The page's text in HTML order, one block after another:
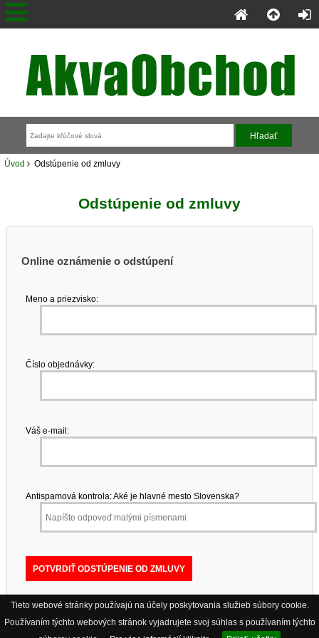
Úvod Odstúpenie od zmluvy
Odstúpenie od zmluvy
Online oznámenie o odstúpení
Meno a priezvisko:
Číslo objednávky:
Váš e-mail:
Antispamová kontrola: Aké je hlavné mesto Slovenska?
Tieto webové stránky používajú na účely poskytovania služieb súbory cookie.
Používaním týchto webových stránok vyjadrujete svoj súhlas s používaním týchto